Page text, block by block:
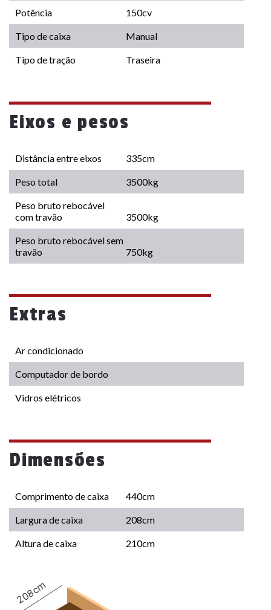
Potência 150cv
Tipo de caixa Manual
Tipo de tração Traseira
Eixos e pesos
Distância entre eixos 335cm
Peso total 3500kg
Peso bruto rebocável
com travão
3500kg
Peso bruto rebocável sem
travão
750kg
Extras
Ar condicionado
Computador de bordo
Vidros elétricos
Dimensões
Comprimento de caixa 440cm
Largura de caixa 208cm
Altura de caixa 210cm
208cm